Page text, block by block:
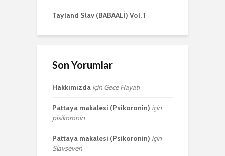
Tayland Slav (BABAALİ) Vol. 1
Son Yorumlar
Hakkımızda için Gece Hayatı
Pattaya makalesi (Psikoronin) için
pisikoronin
Pattaya makalesi (Psikoronin) için
Slavseven